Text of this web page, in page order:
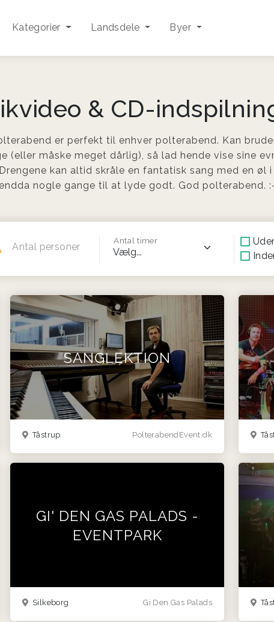
Kategorier Landsdele Byer
& CD-
er perfekt til enhver polterabend. Kan
(eller måske meget dårlig), så lad hende vise sine
kan altid skråle en fantatisk sang med en øl i
nogle gange til at lyde godt. God polterabend.
Antal personer
Antal timer
SANGLEKTION
PolterabendEvent.dk
Tåstrup
GI' DEN GAS PALADS -
EVENTPARK
Gi Den Gas Palads
Silkeborg